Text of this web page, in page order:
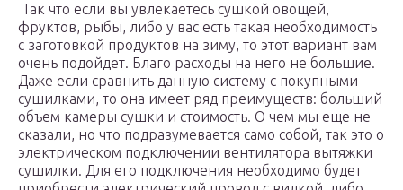
Так что если вы увлекаетесь сушкой овощей,
фруктов, рыбы, либо у вас есть такая необходимость
с заготовкой продуктов на зиму, то этот вариант вам
очень подойдет. Благо расходы на него не большие.
Даже если сравнить данную систему с покупными
сушилками, то она имеет ряд преимуществ: больший
объем камеры сушки и стоимость. О чем мы еще не
сказали, но что подразумевается само собой, так это о
электрическом подключении вентилятора вытяжки
сушилки. Для его подключения необходимо будет